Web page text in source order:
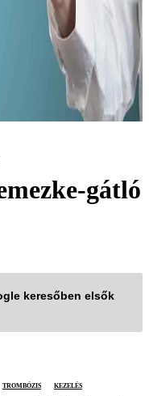
gátló
keresőben elsők
trombózis kezelés